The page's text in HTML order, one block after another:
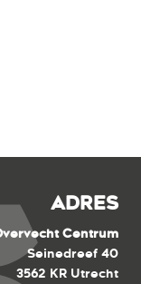
ADRES
Centrum
Seinedreef 40
3562 KR Utrecht